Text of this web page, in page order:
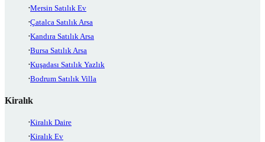
Mersin Satılık Ev
Çatalca Satılık Arsa
Kandıra Satılık Arsa
Bursa Satılık Arsa
Kuşadası Satılık Yazlık
Bodrum Satılık Villa
Kiralık
Kiralık Daire
Kiralık Ev